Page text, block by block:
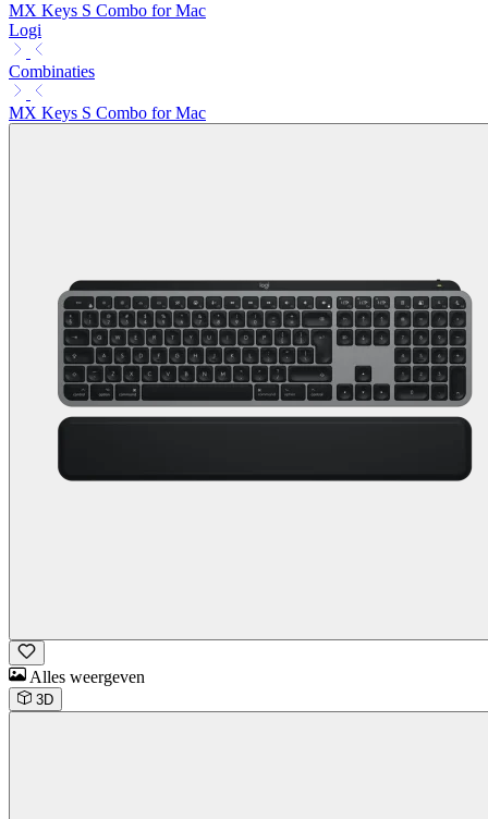
MX Keys S Combo for Mac
Logi
Combinaties
MX Keys S Combo for Mac
Alles weergeven
3D